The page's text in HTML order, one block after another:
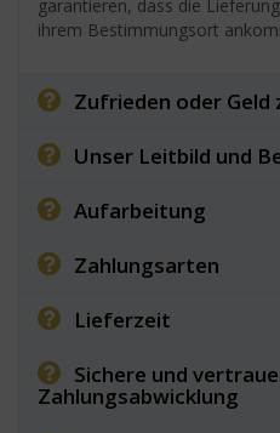
garantieren, dass die
ihrem Bestimmungsort
Zufrieden oder Geld
Unser Leitbild und
Aufarbeitung
Zahlungsarten
Lieferzeit
Sichere und
Zahlungsabwicklung